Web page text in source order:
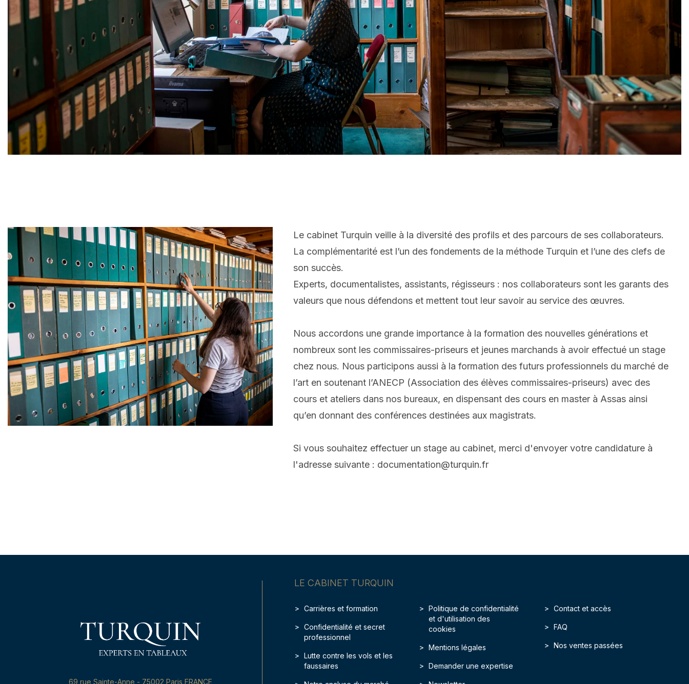
Le cabinet Turquin veille à la diversité des profils et des parcours de ses collaborateurs.
La complémentarité est l’un des fondements de la méthode Turquin et l’une des clefs de
son succès.
Experts, documentalistes, assistants, régisseurs : nos collaborateurs sont les garants des
valeurs que nous défendons et mettent tout leur savoir au service des œuvres.
Nous accordons une grande importance à la formation des nouvelles générations et
nombreux sont les commissaires-priseurs et jeunes marchands à avoir effectué un stage
chez nous. Nous participons aussi à la formation des futurs professionnels du marché de
l’art en soutenant l’ANECP (Association des élèves commissaires-priseurs) avec des
cours et ateliers dans nos bureaux, en dispensant des cours en master à Assas ainsi
qu’en donnant des conférences destinées aux magistrats.
Si vous souhaitez effectuer un stage au cabinet, merci d'envoyer votre candidature à
l'adresse suivante : documentation@turquin.fr
LE CABINET TURQUIN
Carrières et formation
Confidentialité et secret
professionnel
Lutte contre les vols et les
faussaires
Politique de confidentialité
et d'utilisation des
cookies
Mentions légales
Demander une expertise
Contact et accès
FAQ
Nos ventes passées
69,rue Sainte-Anne - 75002 Paris FRANCE